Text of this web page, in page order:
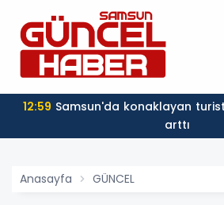
12:59
arttı
Anasayfa GÜNCEL